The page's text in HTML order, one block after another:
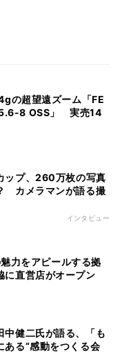
の超望遠ズーム「FE
8 OSS」 実売14
ップ、260万枚の写真
カメラマンが語る撮
インタビュー
力をアピールする拠
に直営店がオープン
中健二氏が語る、「も
ある“感動をつくる会